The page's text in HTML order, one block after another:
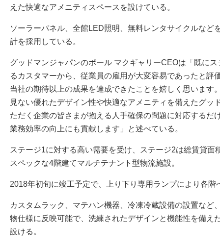
えた快適なアメニティスペースを設けている。
ソーラーパネル、全館LED照明、無料レンタサイクルなど
計を採用している。
グッドマンジャパンのポール マクギャリーCEOは「既に
るカスタマーから、従業員の雇用が大変容易であったと評
当社の期待以上の成果を達成できたことを嬉しく思います
見ない優れたデザイン性や快適なアメニティを備えたグッ
ただく企業の皆さまが抱える人手確保の問題に対応するだ
業務効率の向上にも貢献します」と述べている。
ステージ1に対する高い需要を受け、ステージ2は総賃貸面
スペックな4階建てマルチテナント型物流施設。
2018年初旬に竣工予定で、上り下り専用ランプにより各階
カスタムラック、マテハン機器、冷凍冷蔵設備の設置など
物仕様に反映可能で、洗練されたデザインと機能性を備え
設ける。